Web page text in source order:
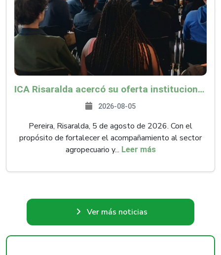
ICA Risaralda acercó su oferta institucional a productores y emprendedores en Expocamello
2026-08-05
Pereira, Risaralda, 5 de agosto de 2026. Con el
propósito de fortalecer el acompañamiento al sector
agropecuario y... Leer más
Ver más noticias